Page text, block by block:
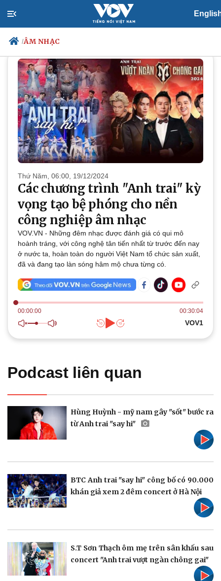
/ÂM NHẠC
Chính trị
Đảng
Tổ chức nhân sự
Quốc hội
Nhận diện sự thật
Xã hội
Tin 24h
Dự báo thời tiết
Giáo dục
Dấu ấn VOV
Việc làm
Thế giới
Quan sát
Cuộc sống đó đây
Hồ sơ
Multimedia
Video
Ảnh
E-Magazine
Infographic
Kinh tế
Thị trường
Tỷ giá
Tin nóng
Tư vấn luật
Việt Nam
Phân tích
Thể thao
Bóng đá
Ô tô - Xe máy
VĂN HÓA Âm nhạc
Thứ Năm, 06:00, 19/12/2024
Các chương trình "Anh trai" kỳ
vọng tạo bệ phóng cho nền
công nghiệp âm nhạc
VOV.VN - Những đêm nhạc được đánh giá có qui mô
hoành tráng, với công nghệ tân tiến nhất từ trước đến nay
ở nước ta, hoàn toàn do người Việt Nam tổ chức sản xuất,
đã và đang tạo làn sóng hâm mộ chưa từng có.
00:00:00 00:30:04
VOV1
Podcast liên quan
Hùng Huỳnh - mỹ nam gây "sốt" bước ra
từ Anh trai "say hi"
BTC Anh trai "say hi" công bố có 90.000
khán giả xem 2 đêm concert ở Hà Nội
S.T Sơn Thạch ôm mẹ trên sân khấu sau
concert "Anh trai vượt ngàn chông gai"